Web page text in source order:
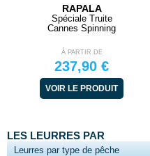
RAPALA
Spéciale Truite
Cannes Spinning
À PARTIR DE
237,90 €
VOIR LE PRODUIT
LES LEURRES PAR
Leurres par type de pêche